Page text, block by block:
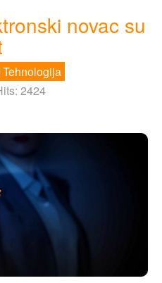
novac su
2424